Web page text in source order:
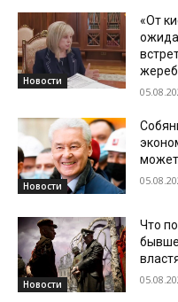
Новости
«От
Новости
может
Новости
Что